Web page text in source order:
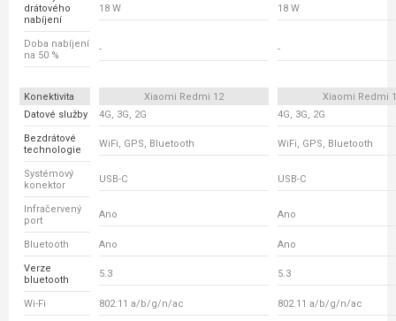
drátového
nabíjení
18 W 18 W
Doba nabíjení
na 50 %
- -
Konektivita Xiaomi Redmi 12
Xiaomi Redmi
Datové služby
4G, 3G, 2G 4G, 3G, 2G
Bezdrátové
technologie
WiFi, GPS, Bluetooth WiFi, GPS, Bluetooth
Systémový
konektor
USB-C USB-C
Infračervený
port
Ano Ano
Bluetooth Ano Ano
Verze
bluetooth
5.3 5.3
Wi-Fi 802.11 a/b/g/n/ac 802.11 a/b/g/n/ac